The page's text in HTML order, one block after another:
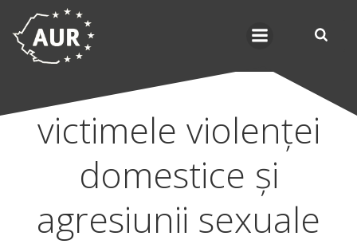
victimele violenței
domestice și
agresiunii sexuale